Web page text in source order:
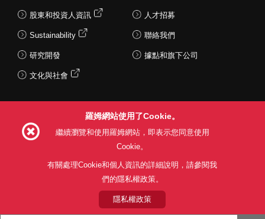
股東和投資人資訊
Sustainability
研究開發
文化與社會
人才招募
聯絡我們
據點和旗下公司
利用目的 隱私權政策
關於本公司產品銷售之標準條款(PDF)
羅姆網站使用了Cookie。
繼續瀏覽和使用羅姆網站，即表示您同意使用
Cookie。
有關處理Cookie和個人資訊的詳細說明，請參閱我
們的隱私權政策。
隱私權政策